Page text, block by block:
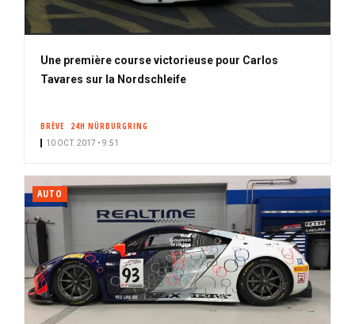
Une première course victorieuse pour Carlos
Tavares sur la Nordschleife
BRÈVE 24H NÜRBURGRING
10 OCT. 2017 • 9:51
AUTO